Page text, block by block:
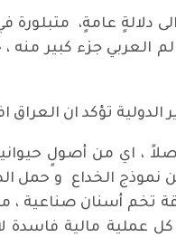
عامةٍ، متبلورة في
العربي جزء كبير منه
تؤكد ان العراق
، اي من أصولٍ
من نموذج الخداع و
تخم أسنان صناعية
مالية فاسدة لا